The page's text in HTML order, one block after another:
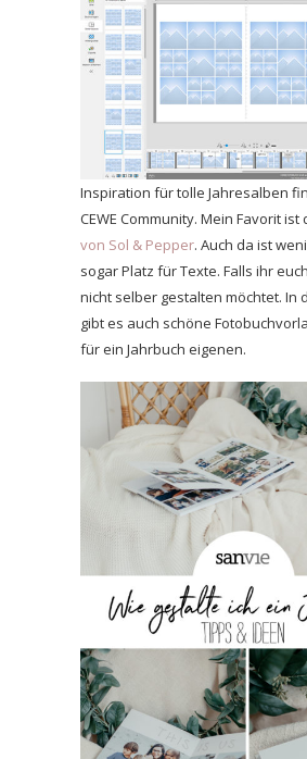
Inspiration für tolle Jahresalben
CEWE Community. Mein Favorit ist
von Sol & Pepper. Auch da ist
sogar Platz für Texte. Falls ihr
nicht selber gestalten möchtet. In
gibt es auch schöne
für ein Jahrbuch eigenen.